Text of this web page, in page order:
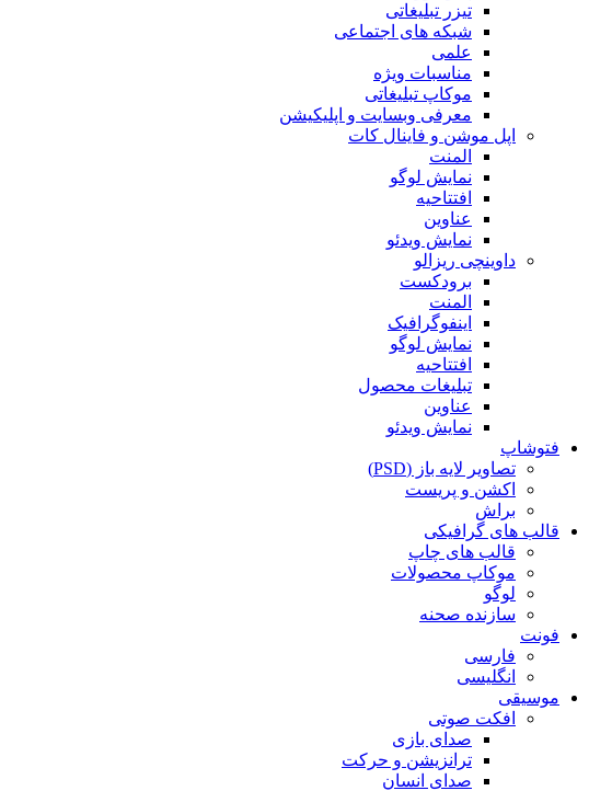
تیزر تبلیغاتی
شبکه های اجتماعی
علمی
مناسبات ویژه
موکاپ تبلیغاتی
معرفی وبسایت و اپلیکیشن
اپل موشن و فاینال کات
المنت
نمایش لوگو
افتتاحیه
عناوین
نمایش ویدئو
داوینچی ریزالو
برودکست
المنت
اینفوگرافیک
نمایش لوگو
افتتاحیه
تبلیغات محصول
عناوین
نمایش ویدئو
فتوشاپ
تصاویر لایه باز (PSD)
اکشن و پریست
براش
قالب های گرافیکی
قالب های چاپ
موکاپ محصولات
لوگو
سازنده صحنه
فونت
فارسی
انگلیسی
موسیقی
افکت صوتی
صدای بازی
ترانزیشن و حرکت
صدای انسان